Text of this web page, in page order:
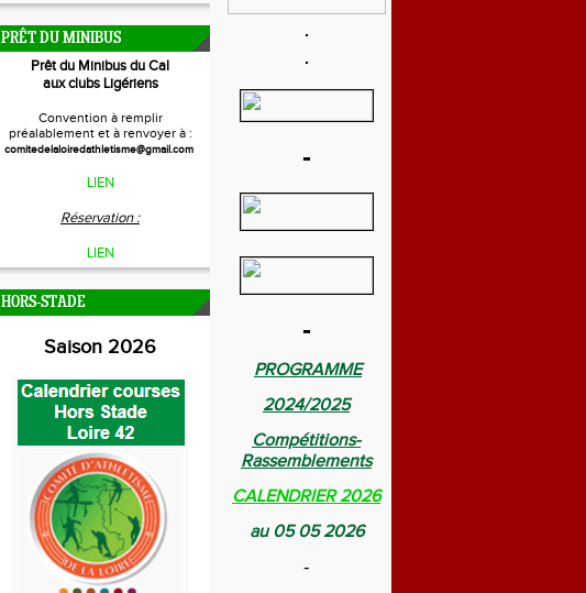
PRÊT DU MINIBUS
Prêt du Minibus du Cal
aux clubs Ligériens
Convention à remplir
préalablement et à renvoyer à :
comitedelaloiredathletisme@gmail.com
LIEN
Réservation :
LIEN
HORS-STADE
Saison 2026
-
-
PROGRAMME
2024/2025
Compétitions-
Rassemblements
CALENDRIER 2026
au 05 05 2026
-